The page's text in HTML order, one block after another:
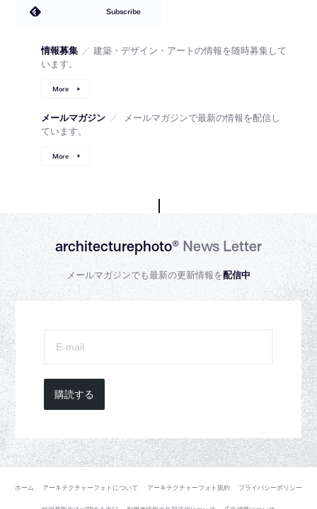
Subscribe
情報募集 ／ 建築・デザイン・アートの情報を随時募集して
います。
More
メールマガジン ／
メールマガジンで最新の情報を配信し
ています。
More
architecturephoto®News Letter
メールマガジンでも最新の更新情報を配信中
購読する
ホーム アーキテクチャーフォトについて アーキテクチャーフォト規約 プライバシーポリシー